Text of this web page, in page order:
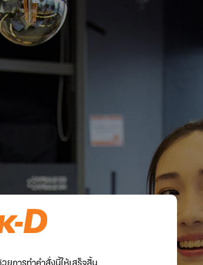
การทำคำสั่งนี้ให้เสร็จสิ้น